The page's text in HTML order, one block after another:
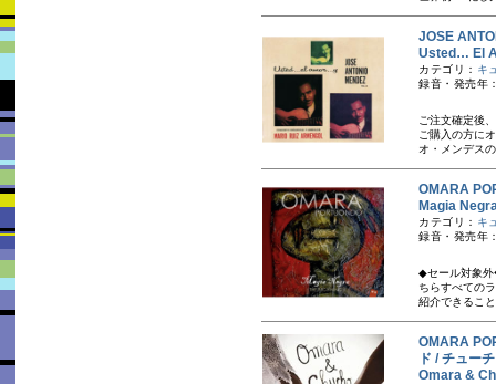
JOSE
Usted… El
カテゴリ： キ
録音・発売年
ご注文確定後
ご購入の方に
オ・メンデス
OMARA
Magia
カテゴリ： キ
録音・発売年
◆セール対象
ちら すべての
紹介できるこ
OMARA
ド / チュー
Omara &